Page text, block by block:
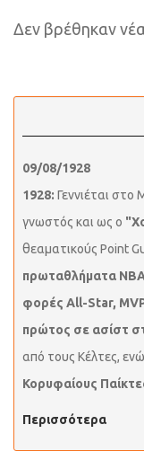
Δεν βρέθηκαν
09/08/1928
1928: Γεννιέται στο
γνωστός και ως ο
θεαματικούς Point
πρωταθλήματα
φορές All-Star,
πρώτος σε ασίστ
από τους Κέλτες, ενώ
Κορυφαίους
Περισσότερα